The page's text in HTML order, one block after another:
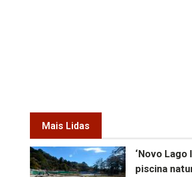
Mais Lidas
‘Novo Lago
piscina